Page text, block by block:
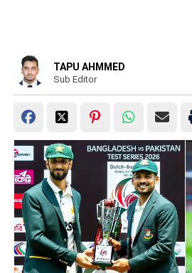
TAPU AHMMED
Sub Editor